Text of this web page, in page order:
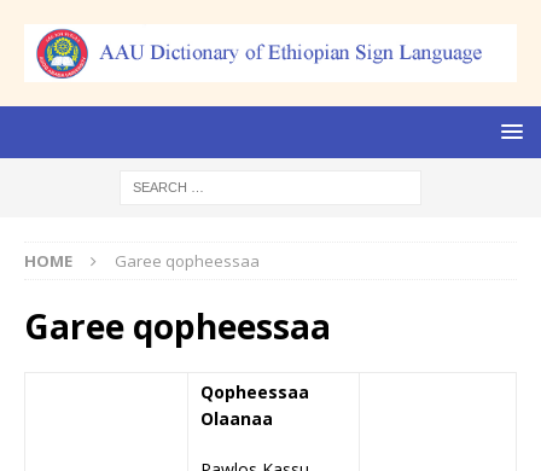
HOME Garee qopheessaa
Garee qopheessaa
Qopheessaa
Olaanaa